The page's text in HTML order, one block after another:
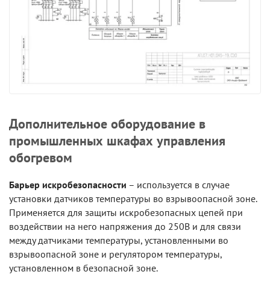
Дополнительное оборудование в
промышленных шкафах управления
обогревом
Барьер искробезопасности – используется в случае
установки датчиков температуры во взрывоопасной зоне.
Применяется для защиты искробезопасных цепей при
воздействии на него напряжения до 250В и для связи
между датчиками температуры, установленными во
взрывоопасной зоне и регулятором температуры,
установленном в безопасной зоне.